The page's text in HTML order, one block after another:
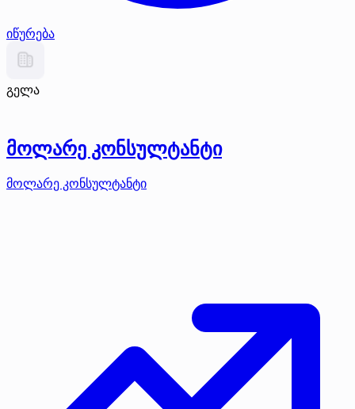
იწურება
გელა
მოლარე კონსულტანტი
მოლარე კონსულტანტი